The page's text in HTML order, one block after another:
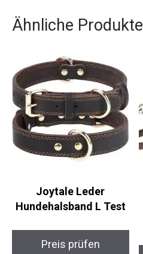
Ähnliche Produkte
Joytale Leder
Hundehalsband L Test
Preis prüfen